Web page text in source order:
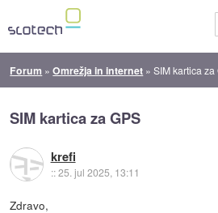
Forum »Omrežja in internet »SIM kartica za
SIM kartica za GPS
krefi
::25. jul 2025, 13:11
Zdravo,